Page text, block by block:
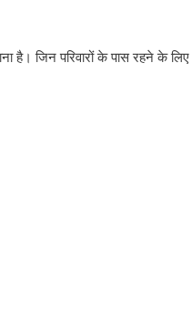
है। जिन परिवारों के पास रहने के